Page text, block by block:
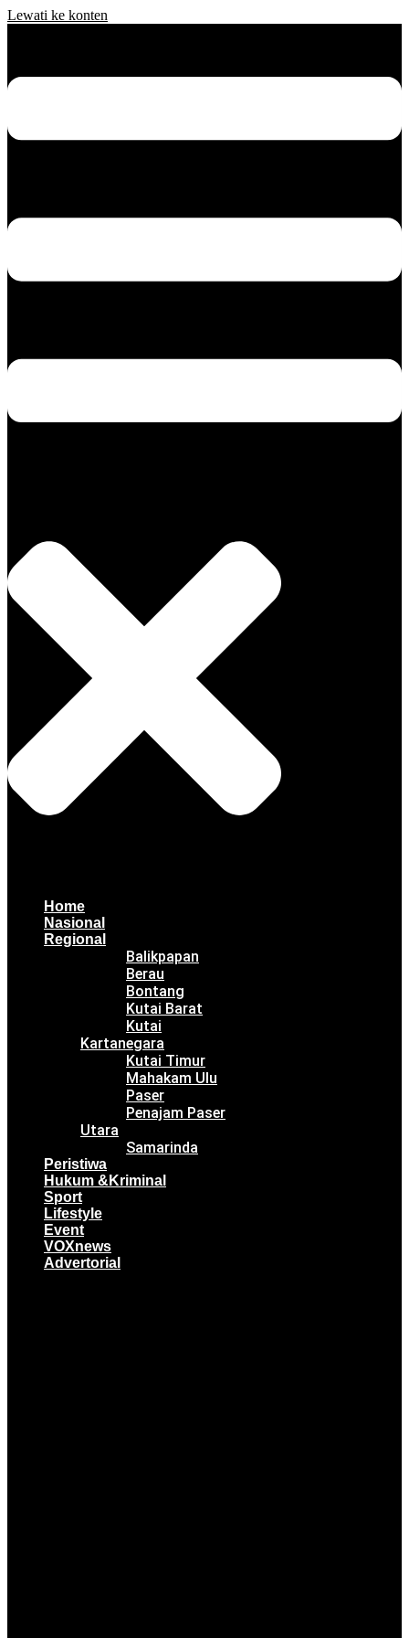
Lewati ke konten
Home
Nasional
Regional
Balikpapan
Berau
Bontang
Kutai Barat
Kutai
Kartanegara
Kutai Timur
Mahakam Ulu
Paser
Penajam Paser
Utara
Samarinda
Peristiwa
Hukum &Kriminal
Sport
Lifestyle
Event
VOXnews
Advertorial